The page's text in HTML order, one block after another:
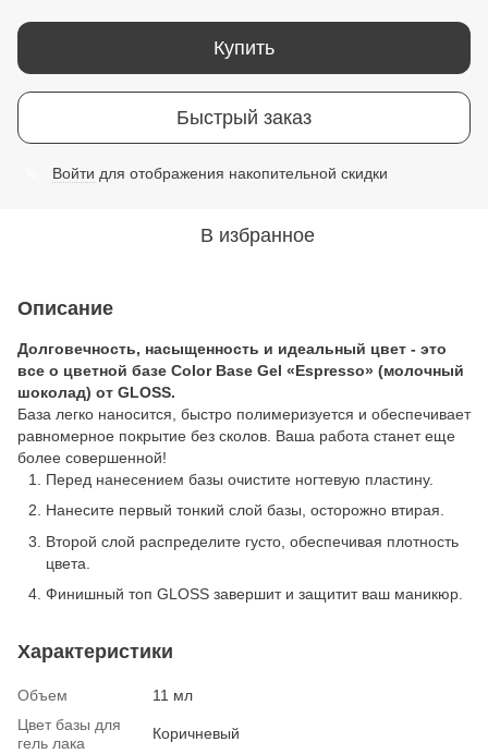
Купить
Быстрый заказ
Войти для отображения накопительной скидки
В избранное
Описание
Долговечность, насыщенность и идеальный цвет - это
все о цветной базе Color Base Gel «Espresso» (молочный
шоколад) от GLOSS.
База легко наносится, быстро полимеризуется и обеспечивает
равномерное покрытие без сколов. Ваша работа станет еще
более совершенной!
Перед нанесением базы очистите ногтевую пластину.
Нанесите первый тонкий слой базы, осторожно втирая.
Второй слой распределите густо, обеспечивая плотность
цвета.
Финишный топ GLOSS завершит и защитит ваш маникюр.
Характеристики
Объем
11 мл
Цвет базы для
гель лака
Коричневый